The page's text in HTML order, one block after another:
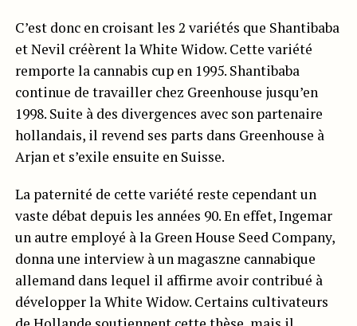
C’est donc en croisant les 2 variétés que Shantibaba
et Nevil créèrent la White Widow. Cette variété
remporte la cannabis cup en 1995. Shantibaba
continue de travailler chez Greenhouse jusqu’en
1998. Suite à des divergences avec son partenaire
hollandais, il revend ses parts dans Greenhouse à
Arjan et s’exile ensuite en Suisse.
La paternité de cette variété reste cependant un
vaste débat depuis les années 90. En effet, Ingemar
un autre employé à la Green House Seed Company,
donna une interview à un magaszne cannabique
allemand dans lequel il affirme avoir contribué à
développer la White Widow. Certains cultivateurs